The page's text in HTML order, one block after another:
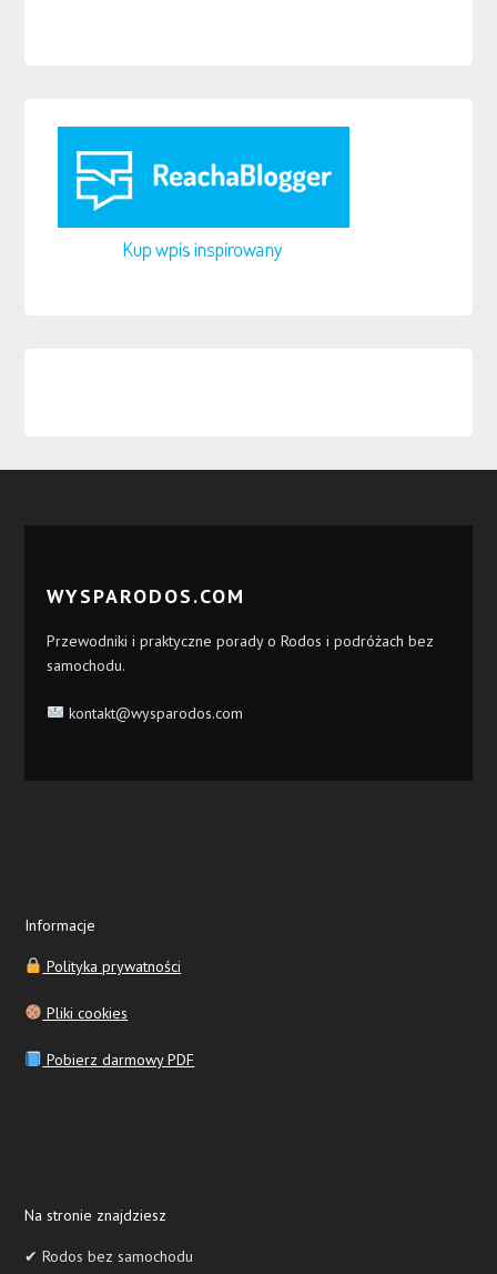
WYSPARODOS.COM
Przewodniki i praktyczne porady o Rodos i podróżach bez
samochodu.
kontakt@wysparodos.com
Informacje
Polityka prywatności
Pliki cookies
Pobierz darmowy PDF
Na stronie znajdziesz
✔ Rodos bez samochodu